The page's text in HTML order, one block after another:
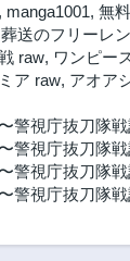
, manga1001, 無
葬送のフリーレ
raw, ワンピー
ア raw, アオア
警視庁抜刀隊
警視庁抜刀隊
警視庁抜刀隊
警視庁抜刀隊